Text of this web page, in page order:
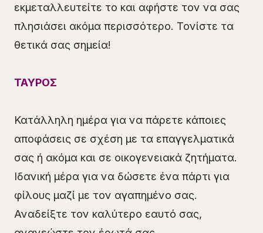
εκμεταλλευτείτε το και αφήστε τον να σας
πλησιάσει ακόμα περισσότερο. Τονίστε τα
θετικά σας σημεία!
ΤΑΥΡΟΣ
Κατάλληλη ημέρα για να πάρετε κάποιες
αποφάσεις σε σχέση με τα επαγγελματικά
σας ή ακόμα και σε οικογενειακά ζητήματα.
Ιδανική μέρα για να δώσετε ένα πάρτι για
φίλους μαζί με τον αγαπημένο σας.
Αναδείξτε τον καλύτερο εαυτό σας,